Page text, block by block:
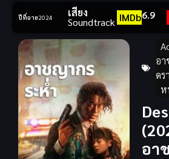
ปีที่ฉาย2024 เสียง
Soundtrack IMDb6.9
อา
ดร
ห
อา